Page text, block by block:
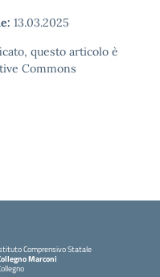
13.03.2025
questo articolo è
Commons
Comprensivo Statale
Marconi